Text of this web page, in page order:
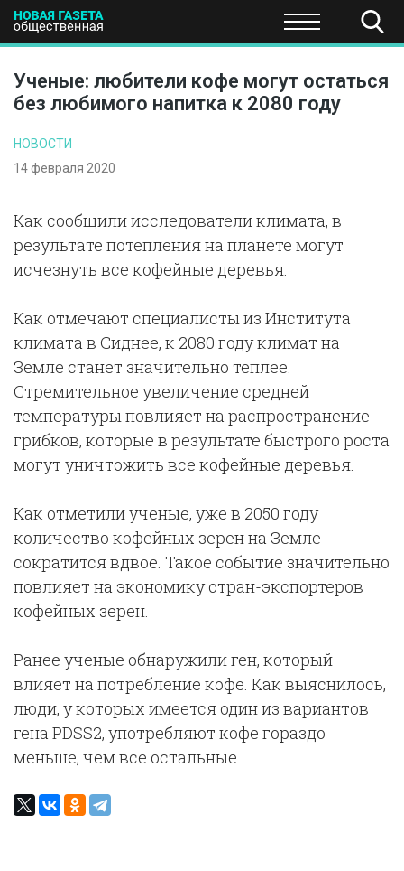
ПОЛИТИКА ЭКОНОМИКА НАУКА И
Ученые: любители кофе могут остаться
без любимого напитка к 2080 году
НОВОСТИ
14 февраля 2020
Как сообщили исследователи климата, в
результате потепления на планете могут
исчезнуть все кофейные деревья.
Как отмечают специалисты из Института
климата в Сиднее, к 2080 году климат на
Земле станет значительно теплее.
Стремительное увеличение средней
температуры повлияет на распространение
грибков, которые в результате быстрого роста
могут уничтожить все кофейные деревья.
Как отметили ученые, уже в 2050 году
количество кофейных зерен на Земле
сократится вдвое. Такое событие значительно
повлияет на экономику стран-экспортеров
кофейных зерен.
Ранее ученые обнаружили ген, который
влияет на потребление кофе. Как выяснилось,
люди, у которых имеется один из вариантов
гена PDSS2, употребляют кофе гораздо
меньше, чем все остальные.